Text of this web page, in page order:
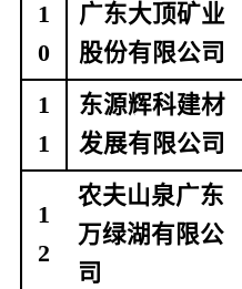
1
0
广东大顶矿业
股份有限公司
1
1
东源辉科建材
发展有限公司
1
2
农夫山泉广东
万绿湖有限公
司